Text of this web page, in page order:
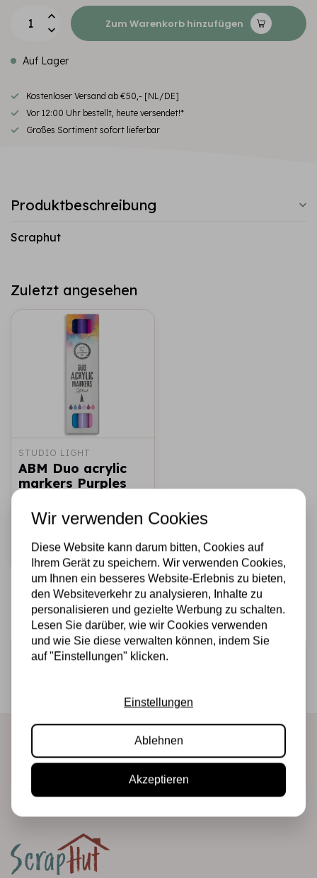
Zum Warenkorb hinzufügen
Auf Lager
Kostenloser Versand ab €50,- [NL/DE]
Vor 12:00 Uhr bestellt, heute versendet!*
Großes Sortiment sofort lieferbar
Produktbeschreibung
Scraphut
Zuletzt angesehen
STUDIO LIGHT
ABM Duo acrylic
markers Purples
€5,95 Auf Lager
Schnell
hinzufügen
Melden Sie sich für den Newsletter an
Produkte direkt in Ihrem Posteingang!
Abonnieren
Wir verwenden Cookies
Diese Website kann darum bitten, Cookies auf
Ihrem Gerät zu speichern. Wir verwenden Cookies,
um Ihnen ein besseres Website-Erlebnis zu bieten,
den Websiteverkehr zu analysieren, Inhalte zu
personalisieren und gezielte Werbung zu schalten.
Lesen Sie darüber, wie wir Cookies verwenden
und wie Sie diese verwalten können, indem Sie
auf "Einstellungen" klicken.
Einstellungen
Ablehnen
Akzeptieren